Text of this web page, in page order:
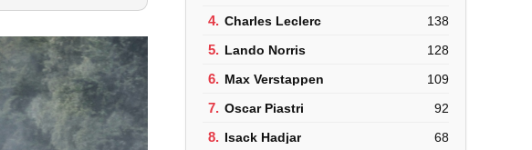
4. Charles Leclerc 138
5. Lando Norris 128
6. Max Verstappen 109
7. Oscar Piastri 92
8. Isack Hadjar 68